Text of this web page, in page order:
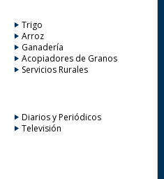
Trigo
Arroz
Ganadería
Acopiadores de Granos
Servicios Rurales
Diarios y Periódicos
Televisión